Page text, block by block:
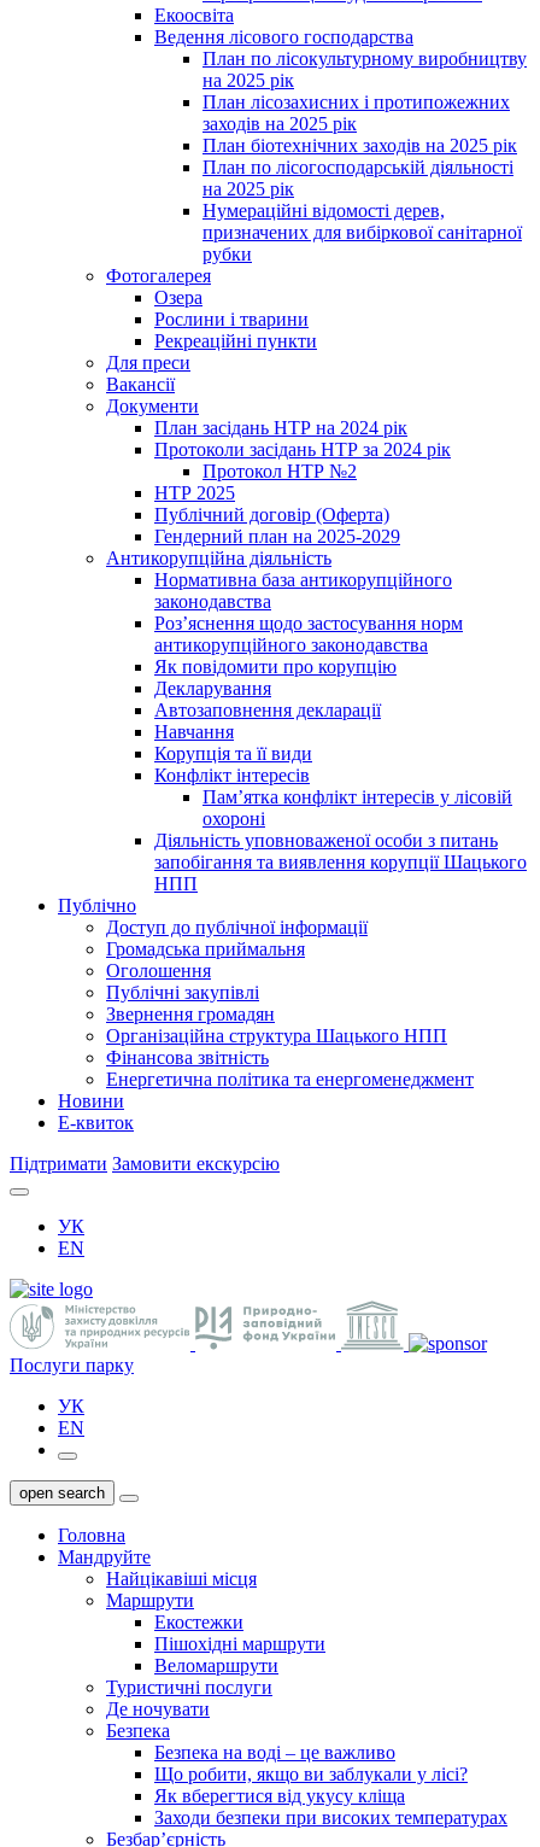
Екоосвіта
Ведення лісового господарства
План по лісокультурному виробництву
на 2025 рік
План лісозахисних і протипожежних
заходів на 2025 рік
План біотехнічних заходів на 2025 рік
План по лісогосподарській діяльності
на 2025 рік
Нумераційні відомості дерев,
призначених для вибіркової санітарної
рубки
Фотогалерея
Озера
Рослини і тварини
Рекреаційні пункти
Для преси
Вакансії
Документи
План засідань НТР на 2024 рік
Протоколи засідань НТР за 2024 рік
Протокол НТР №2
НТР 2025
Публічний договір (Оферта)
Гендерний план на 2025-2029
Антикорупційна діяльність
Нормативна база антикорупційного
законодавства
Роз’яснення щодо застосування норм
антикорупційного законодавства
Як повідомити про корупцію
Декларування
Автозаповнення декларації
Навчання
Корупція та її види
Конфлікт інтересів
Пам’ятка конфлікт інтересів у лісовій
охороні
Діяльність уповноваженої особи з питань
запобігання та виявлення корупції Шацького
НПП
Публічно
Доступ до публічної інформації
Громадська приймальня
Оголошення
Публічні закупівлі
Звернення громадян
Організаційна структура Шацького НПП
Фінансова звітність
Енергетична політика та енергоменеджмент
Новини
Е-квиток
Підтримати Замовити екскурсію
УК
EN
Послуги парку
УК
EN
open search
Головна
Мандруйте
Найцікавіші місця
Маршрути
Екостежки
Пішохідні маршрути
Веломаршрути
Туристичні послуги
Де ночувати
Безпека
Безпека на воді – це важливо
Що робити, якщо ви заблукали у лісі?
Як вберегтися від укусу кліща
Заходи безпеки при високих температурах
Безбар’єрність